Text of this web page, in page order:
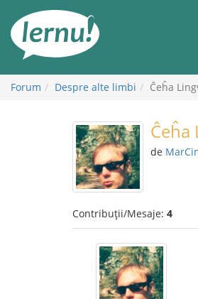
conținut
Forum Despre alte limbi Ĉeĥa
Ĉeĥa
de
Contribuții/Mesaje: 4